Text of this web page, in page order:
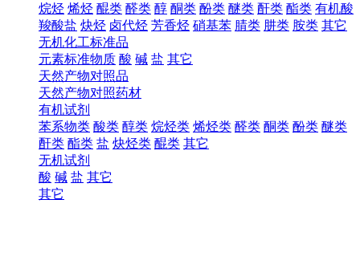
烷烃 烯烃 醌类 醛类 醇 酮类 酚类 醚类 酐类 酯类 有机酸
羧酸盐 炔烃 卤代烃 芳香烃 硝基苯 腈类 肼类 胺类 其它
无机化工标准品
元素标准物质 酸 碱 盐 其它
天然产物对照品
天然产物对照药材
有机试剂
苯系物类 酸类 醇类 烷烃类 烯烃类 醛类 酮类 酚类 醚类
酐类 酯类 盐 炔烃类 醌类 其它
无机试剂
酸 碱 盐 其它
其它